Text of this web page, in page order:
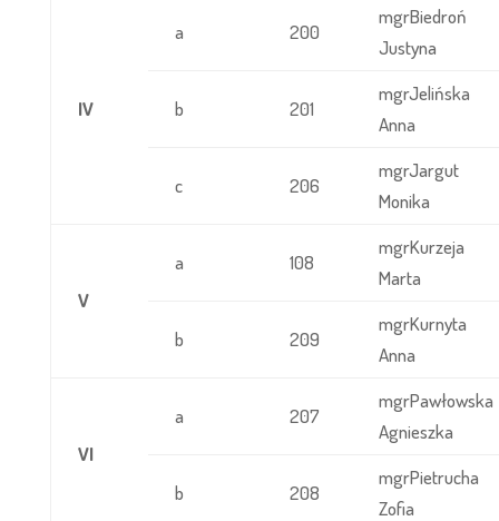
IV
a 200
mgrBiedroń
Justyna
b 201
mgrJelińska
Anna
c 206
mgrJargut
Monika
V
a 108
mgrKurzeja
Marta
b 209
mgrKurnyta
Anna
VI
a 207
mgrPawłowska
Agnieszka
b 208
mgrPietrucha
Zofia